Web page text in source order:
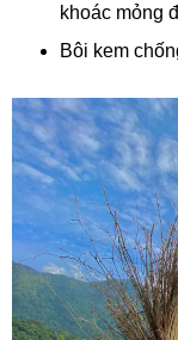
khoác mỏng
Bôi kem